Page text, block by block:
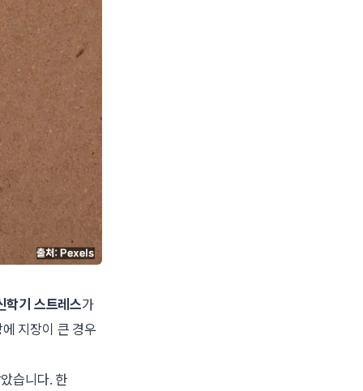
학기 스트레스가
지장이 큰 경우
습니다. 한